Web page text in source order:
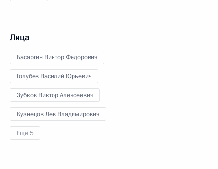
Лица
Басаргин Виктор Фёдорович
Голубев Василий Юрьевич
Зубков Виктор Алексеевич
Кузнецов Лев Владимирович
Ещё 5